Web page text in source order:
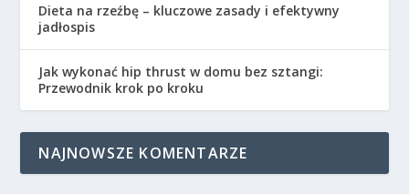
Dieta na rzeźbę – kluczowe zasady i efektywny
jadłospis
Jak wykonać hip thrust w domu bez sztangi:
Przewodnik krok po kroku
NAJNOWSZE KOMENTARZE